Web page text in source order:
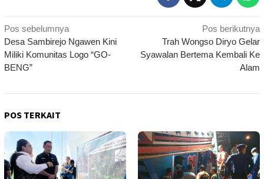
Navigasi
pos
Pos sebelumnya
Desa Sambirejo Ngawen Kini
Miliki Komunitas Logo “GO-
BENG”
Pos berikutnya
Trah Wongso Diryo Gelar
Syawalan Bertema Kembali Ke
Alam
POS TERKAIT